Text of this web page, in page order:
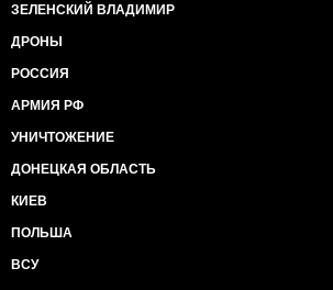
ЗЕЛЕНСКИЙ ВЛАДИМИР
ДРОНЫ
РОССИЯ
АРМИЯ РФ
УНИЧТОЖЕНИЕ
ДОНЕЦКАЯ ОБЛАСТЬ
КИЕВ
ПОЛЬША
ВСУ